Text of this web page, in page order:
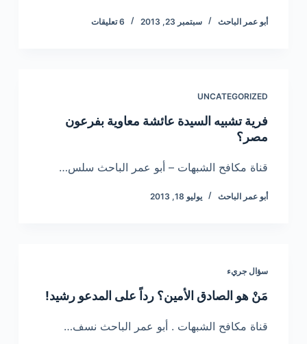
أبو عمر الباحث سبتمبر 23, 2013 6 تعليقات
UNCATEGORIZED
فرية تشبيه السيدة عائشة معاوية بفرعون
مصر؟
قناة مكافح الشبهات – أبو عمر الباحث سلس…
أبو عمر الباحث يوليو 18, 2013
سؤال جريء
مَنْ هو الصادق الأمين؟ رداً على المدعو رشيد!
قناة مكافح الشبهات . أبو عمر الباحث نسف…